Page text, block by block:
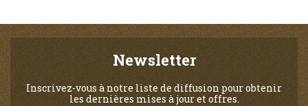
Newsletter
Inscrivez-vous à notre liste de diffusion pour obtenir
les dernières mises à jour et offres.